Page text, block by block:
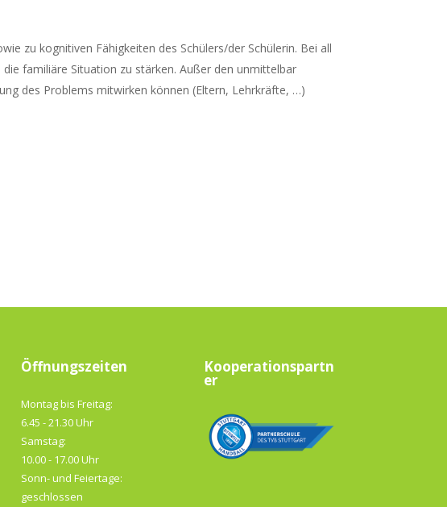
zu kognitiven Fähigkeiten des Schülers/der Schülerin. Bei all
familiäre Situation zu stärken. Außer den unmittelbar
des Problems mitwirken können (Eltern, Lehrkräfte, …)
Öffnungszeiten
Montag bis Freitag:
6.45 - 21.30 Uhr
Samstag:
10.00 - 17.00 Uhr
Sonn- und Feiertage:
geschlossen
Kooperationspartn
er